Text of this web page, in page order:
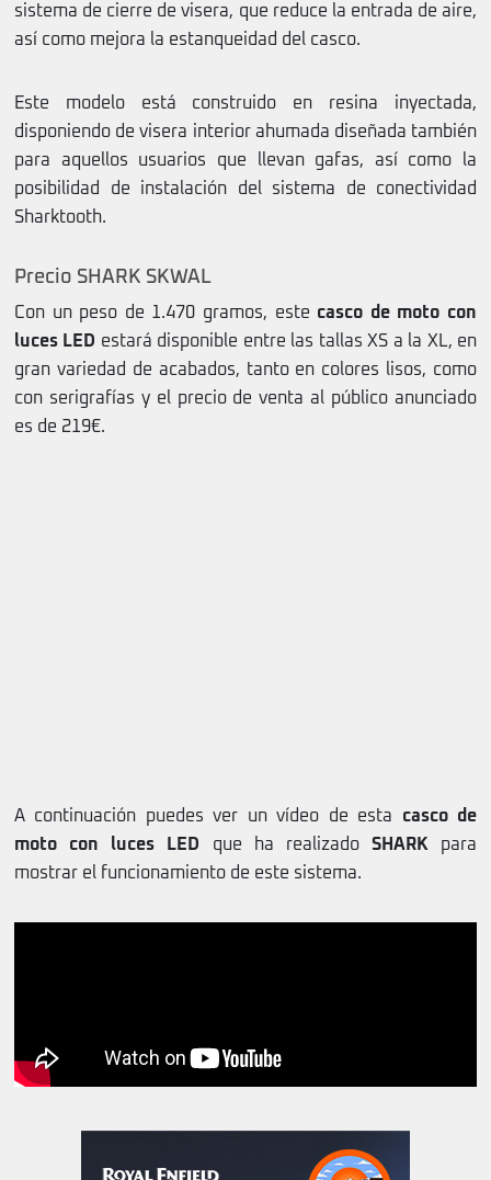
sistema de cierre de visera, que reduce la entrada de aire,
así como mejora la estanqueidad del casco.
Este modelo está construido en resina inyectada,
disponiendo de visera interior ahumada diseñada también
para aquellos usuarios que llevan gafas, así como la
posibilidad de instalación del sistema de conectividad
Sharktooth.
Precio SHARK SKWAL
Con un peso de 1.470 gramos, este casco de moto con
luces LED estará disponible entre las tallas XS a la XL, en
gran variedad de acabados, tanto en colores lisos, como
con serigrafías y el precio de venta al público anunciado
es de 219€.
A continuación puedes ver un vídeo de esta casco de
moto con luces LED que ha realizado SHARK para
mostrar el funcionamiento de este sistema.